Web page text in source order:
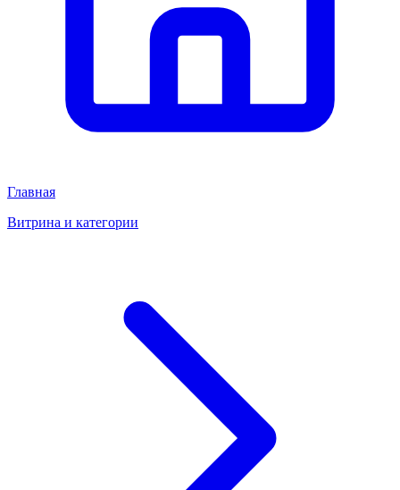
Главная
Витрина и категории